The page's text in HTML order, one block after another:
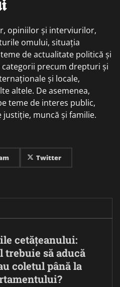
opiniilor și interviurilor,
omului, situația
de actualitate politică și
precum drepturi și
și locale,
altele. De asemenea,
teme de interes public,
justiție, muncă și familie.
Twitter
cetățeanului:
trebuie să aducă
coletul până la